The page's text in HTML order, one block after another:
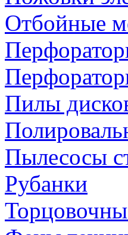
Отбойные
Пилы
Пылесосы
Рубанки